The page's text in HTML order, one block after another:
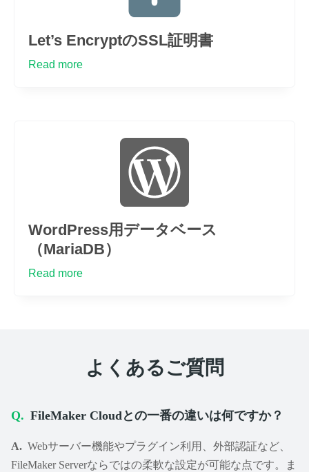
Let’s EncryptのSSL証明書
Read more
WordPress用データベース
（MariaDB）
Read more
よくあるご質問
FileMaker Cloudとの一番の違いは何ですか？
Webサーバー機能やプラグイン利用、外部認証など、
FileMaker Serverならではの柔軟な設定が可能な点です。ま